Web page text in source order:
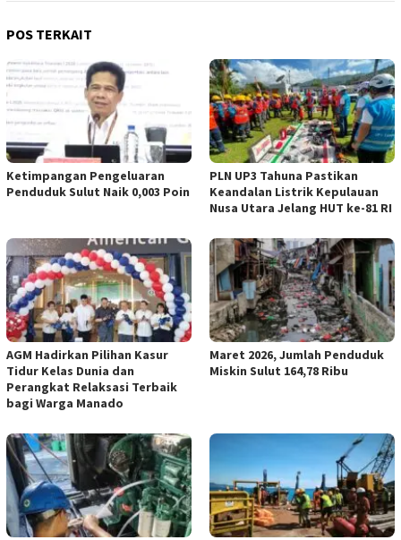
POS TERKAIT
Ketimpangan Pengeluaran
Penduduk Sulut Naik 0,003 Poin
PLN UP3 Tahuna Pastikan
Keandalan Listrik Kepulauan
Nusa Utara Jelang HUT ke-81 RI
AGM Hadirkan Pilihan Kasur
Tidur Kelas Dunia dan
Perangkat Relaksasi Terbaik
bagi Warga Manado
Maret 2026, Jumlah Penduduk
Miskin Sulut 164,78 Ribu